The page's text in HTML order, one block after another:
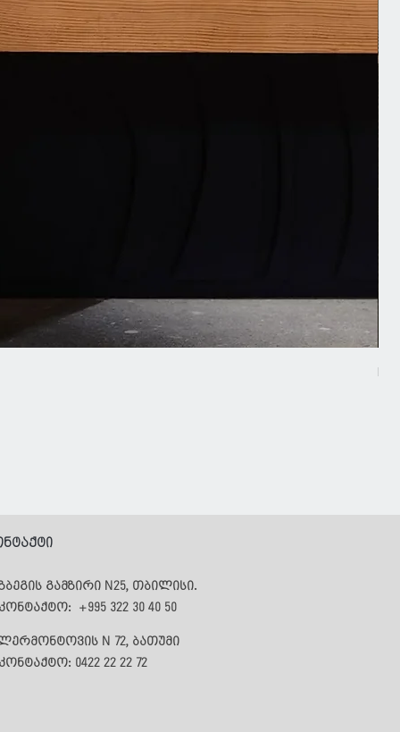
გამზირი N25, თბილისი.
+995 322 30 40 50
N 72, ბათუმი
0422 22 22 72